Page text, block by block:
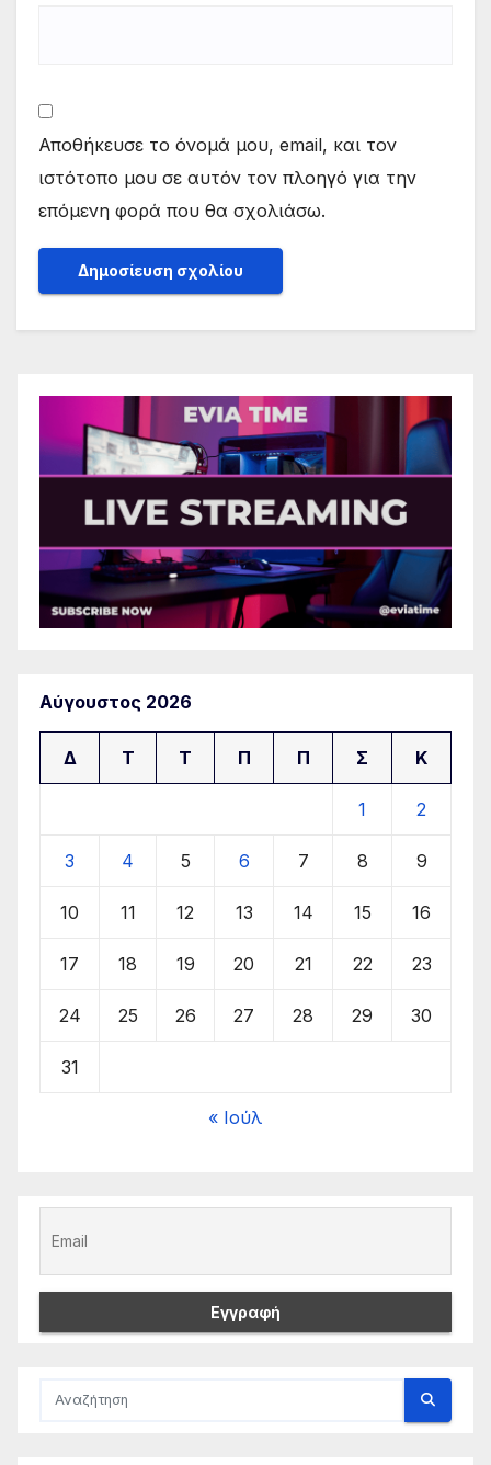
Αποθήκευσε το όνομά μου, email, και τον
ιστότοπο μου σε αυτόν τον πλοηγό για την
επόμενη φορά που θα σχολιάσω.
Αύγουστος 2026
Δ Τ Τ Π Π Σ Κ
1 2
3 4 5 6 7 8 9
10 11 12 13 14 15 16
17 18 19 20 21 22 23
24 25 26 27 28 29 30
31
« Ιούλ